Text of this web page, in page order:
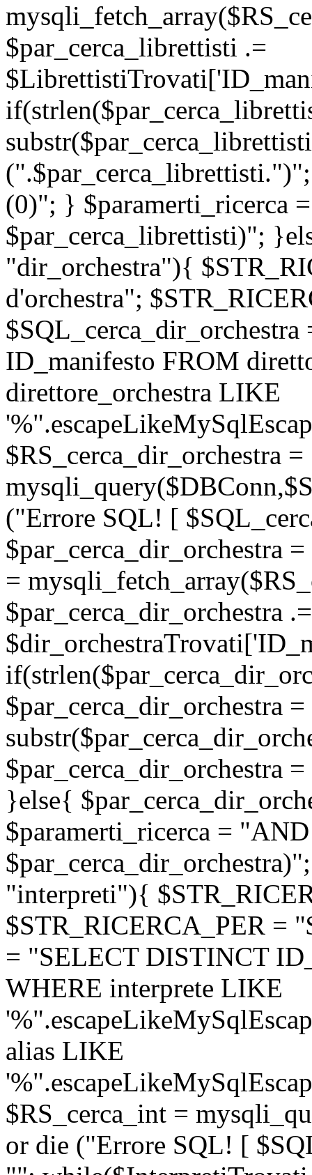
$par_cerca_librettisti .=
(0)"; } $paramerti_ricerca
$par_cerca_librettisti)";
"dir_orchestra"){
d'orchestra";
ID_manifesto FROM
direttore_orchestra LIKE
$RS_cerca_dir_orchestra =
("Errore SQL! [
$par_cerca_dir_orchestra
=
$par_cerca_dir_orchestra .=
$par_cerca_dir_orchestra =
$par_cerca_dir_orchestra
}else{
$paramerti_ricerca =
"interpreti"){
$STR_RICERCA_PER = "
= "SELECT DISTINCT
WHERE interprete LIKE
alias LIKE
$RS_cerca_int =
or die ("Errore SQL! [